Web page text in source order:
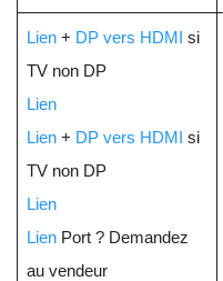
Lien+ DP vers HDMI si
TV non DP
Lien
Lien+ DP vers HDMI si
TV non DP
Lien
LienPort ? Demandez
au vendeur